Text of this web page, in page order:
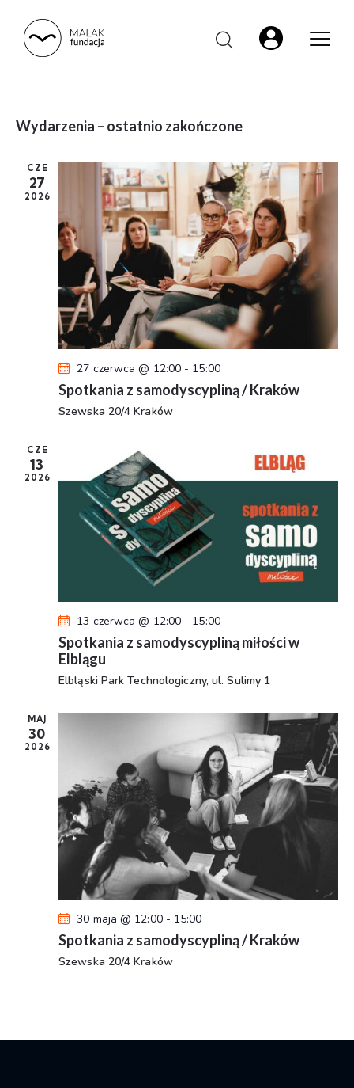
Wydarzenia – ostatnio zakończone
CZE
27
2026
27 czerwca @ 12:00 - 15:00
Spotkania z samodyscypliną / Kraków
Szewska 20/4 Kraków
CZE
13
2026
13 czerwca @ 12:00 - 15:00
Spotkania z samodyscypliną miłości w
Elblągu
Elbląski Park Technologiczny, ul. Sulimy 1
MAJ
30
2026
30 maja @ 12:00- 15:00
Spotkania z samodyscypliną / Kraków
Szewska 20/4 Kraków